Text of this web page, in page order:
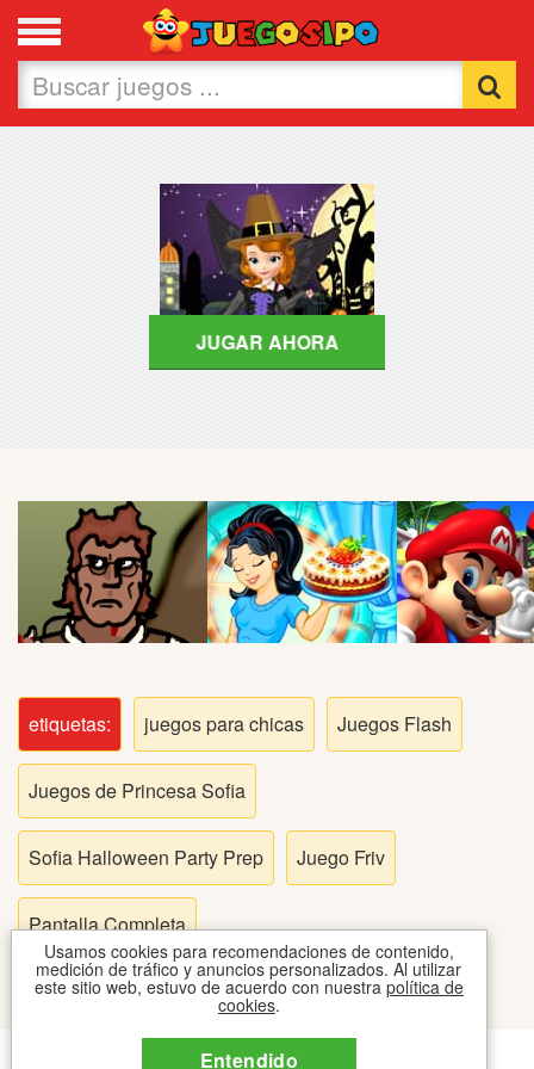
Favoritos
Nuevos
Carros
Peleas
Deportes
Puntería
Puzzles
Logica
Arcade
Habilidad
Motos
JUGAR AHORA
Usamos cookies para recomendaciones de contenido,
medición de tráfico y anuncios personalizados. Al utilizar
este sitio web, estuvo de acuerdo con nuestra política de
cookies.
Entendido
etiquetas: juegos para chicas Juegos Flash
Juegos de Princesa Sofia
Sofia Halloween Party Prep Juego Friv
Pantalla Completa
CONTACTO COOKIES